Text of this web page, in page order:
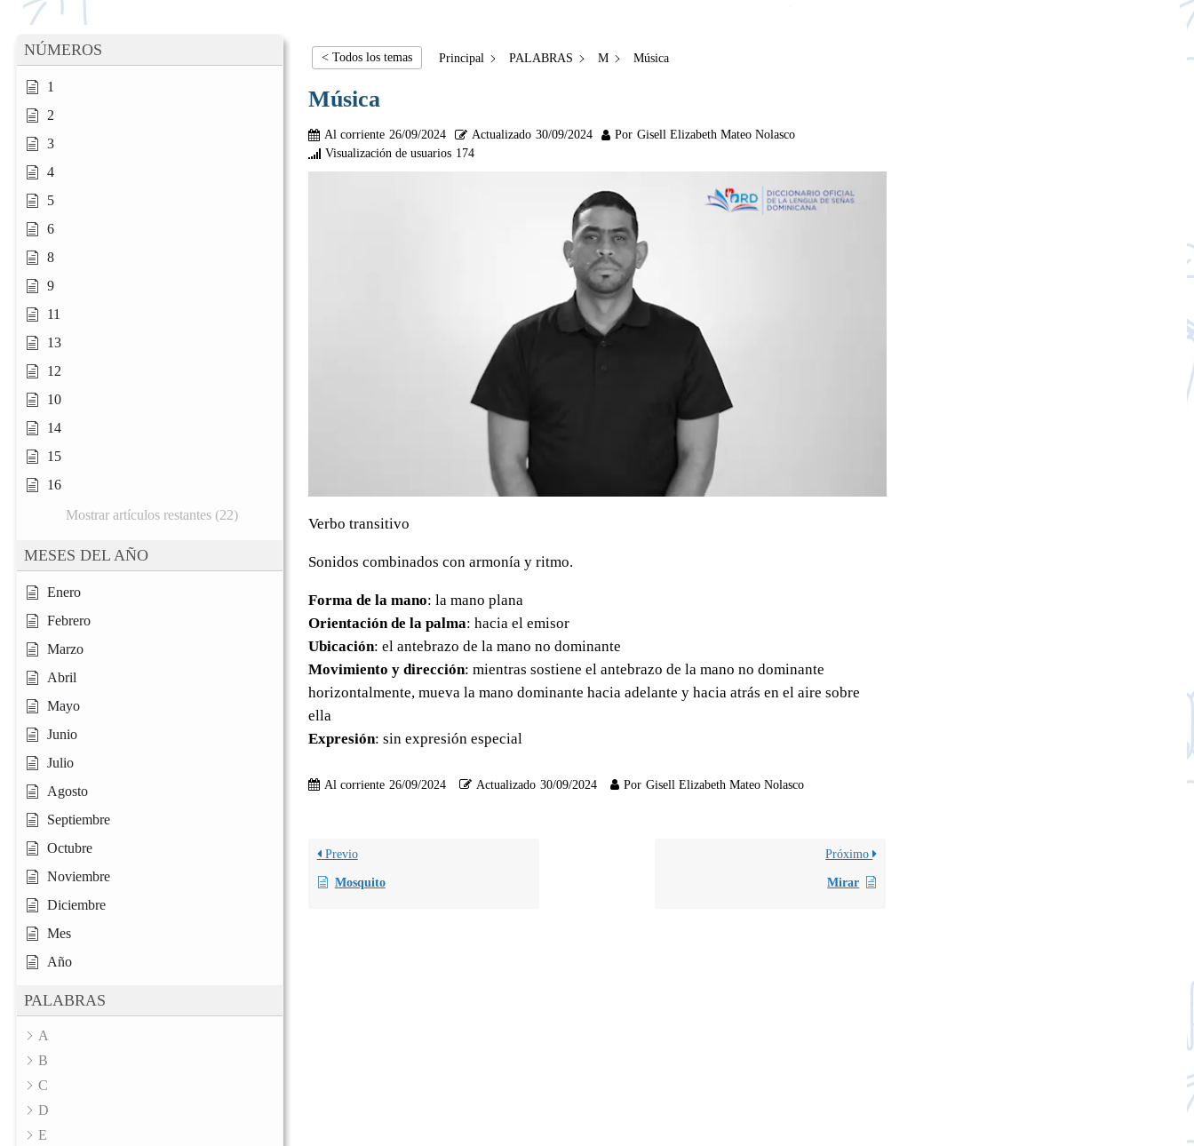
NÚMEROS
1
2
3
4
5
6
8
9
11
13
12
10
14
15
16
Mostrar artículos restantes (22)
MESES DEL AÑO
Enero
Febrero
Marzo
Abril
Mayo
Junio
Julio
Agosto
Septiembre
Octubre
Noviembre
Diciembre
Mes
Año
PALABRAS
A
B
C
D
E
< Todos los temas Principal PALABRAS M Música
Música
Al corriente 26/09/2024 Actualizado 30/09/2024 Por Gisell Elizabeth Mateo Nolasco
Visualización de usuarios 174
Verbo transitivo
Sonidos combinados con armonía y ritmo.
Forma de la mano: la mano plana
Orientación de la palma: hacia el emisor
Ubicación: el antebrazo de la mano no dominante
Movimiento y dirección: mientras sostiene el antebrazo de la mano no dominante
horizontalmente, mueva la mano dominante hacia adelante y hacia atrás en el aire sobre
ella
Expresión: sin expresión especial
Al corriente 26/09/2024 Actualizado 30/09/2024 Por Gisell Elizabeth Mateo Nolasco
Previo
Mosquito
Próximo
Mirar